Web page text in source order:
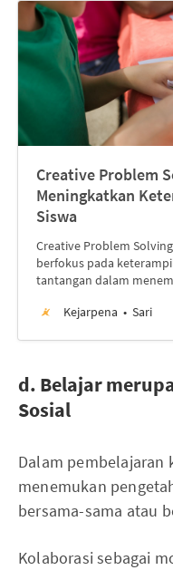
Creative Problem
Meningkatkan
Siswa
Creative Problem
berfokus pada
tantangan dalam
Kejarpena
Sari
d. Belajar
Sosial
Dalam
menemukan
bersama-sama atau
Kolaborasi sebagai